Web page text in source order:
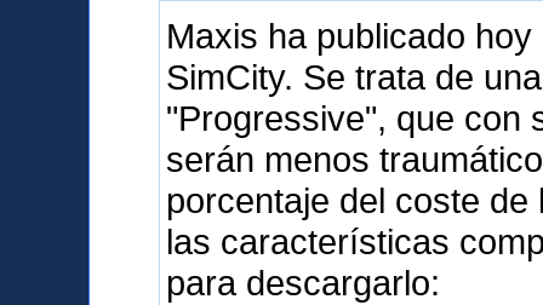
Maxis ha publicado
SimCity. Se trata de
"Progressive", que con
serán menos
porcentaje del coste
las características
para descargarlo: